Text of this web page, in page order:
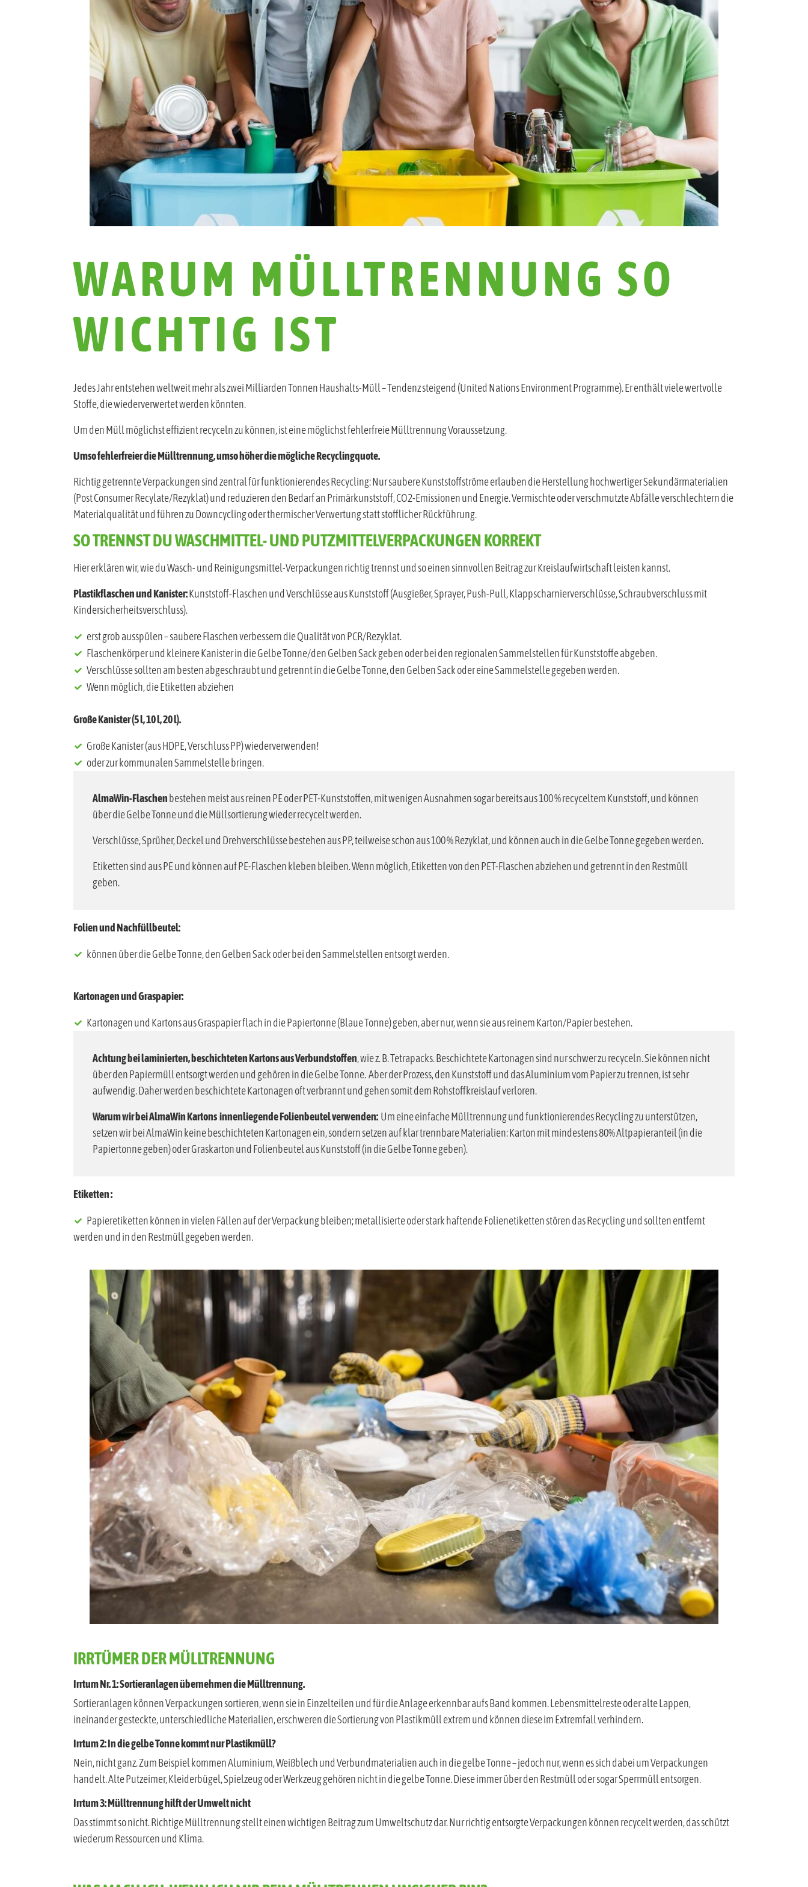
WARUM MÜLLTRENNUNG SO
WICHTIG IST
Jedes Jahr entstehen weltweit mehr als zwei Milliarden Tonnen Haushalts-Müll – Tendenz steigend (United Nations Environment Programme). Er enthält viele wertvolle
Stoffe, die wiederverwertet werden könnten.
Um den Müll möglichst effizient recyceln zu können, ist eine möglichst fehlerfreie Mülltrennung Voraussetzung.
Umso fehlerfreier die Mülltrennung, umso höher die mögliche Recyclingquote.
Richtig getrennte Verpackungen sind zentral für funktionierendes Recycling: Nur saubere Kunststoffströme erlauben die Herstellung hochwertiger Sekundärmaterialien
(Post Consumer Recylate/Rezyklat) und reduzieren den Bedarf an Primärkunststoff, CO2-Emissionen und Energie. Vermischte oder verschmutzte Abfälle verschlechtern die
Materialqualität und führen zu Downcycling oder thermischer Verwertung statt stofflicher Rückführung.
SO TRENNST DU WASCHMITTEL- UND PUTZMITTELVERPACKUNGEN KORREKT
Hier erklären wir, wie du Wasch- und Reinigungsmittel-Verpackungen richtig trennst und so einen sinnvollen Beitrag zur Kreislaufwirtschaft leisten kannst.
Plastikflaschen und Kanister:
Kunststoff-Flaschen und Verschlüsse aus Kunststoff (Ausgießer, Sprayer, Push-Pull, Klappscharnierverschlüsse, Schraubverschluss mit
Kindersicherheitsverschluss).
erst grob ausspülen – saubere Flaschen verbessern die Qualität von PCR/Rezyklat.
Flaschenkörper und kleinere Kanister in die Gelbe Tonne/den Gelben Sack geben oder bei den regionalen Sammelstellen für Kunststoffe abgeben.
Verschlüsse sollten am besten abgeschraubt und getrennt in die Gelbe Tonne, den Gelben Sack oder eine Sammelstelle gegeben werden.
Wenn möglich, die Etiketten abziehen
Große Kanister (5 l, 10 l, 20 l).
Große Kanister (aus HDPE, Verschluss PP) wiederverwenden!
oder zur kommunalen Sammelstelle bringen.
AlmaWin-Flaschen
bestehen meist aus reinen PE oder PET-Kunststoffen, mit wenigen Ausnahmen sogar bereits aus 100 % recyceltem Kunststoff, und können
über die Gelbe Tonne und die Müllsortierung wieder recycelt werden.
Verschlüsse, Sprüher, Deckel und Drehverschlüsse bestehen aus PP, teilweise schon aus 100 % Rezyklat, und können auch in die Gelbe Tonne gegeben werden.
Etiketten sind aus PE und können auf PE-Flaschen kleben bleiben. Wenn möglich, Etiketten von den PET-Flaschen abziehen und getrennt in den Restmüll
geben.
Folien und Nachfüllbeutel:
können über die Gelbe Tonne, den Gelben Sack oder bei den Sammelstellen entsorgt werden.
Kartonagen und Graspapier:
Kartonagen und Kartons aus Graspapier flach in die Papiertonne (Blaue Tonne) geben, aber nur, wenn sie aus reinem Karton/Papier bestehen.
Achtung bei laminierten, beschichteten Kartons aus Verbundstoffen
, wie z. B. Tetrapacks. Beschichtete Kartonagen sind nur schwer zu recyceln. Sie können nicht
über den Papiermüll entsorgt werden und gehören in die Gelbe Tonne. Aber der Prozess, den Kunststoff und das Aluminium vom Papier zu trennen, ist sehr
aufwendig. Daher werden beschichtete Kartonagen oft verbrannt und gehen somit dem Rohstoffkreislauf verloren.
Warum wir bei AlmaWin Kartons innenliegende Folienbeutel verwenden:
Um eine einfache Mülltrennung und funktionierendes Recycling zu unterstützen,
setzen wir bei AlmaWin keine beschichteten Kartonagen ein, sondern setzen auf klar trennbare Materialien: Karton mit mindestens 80% Altpapieranteil (in die
Papiertonne geben) oder Graskarton und Folienbeutel aus Kunststoff (in die Gelbe Tonne geben).
Etiketten :
Papieretiketten können in vielen Fällen auf der Verpackung bleiben; metallisierte oder stark haftende Folienetiketten stören das Recycling und sollten entfernt
werden und in den Restmüll gegeben werden.
IRRTÜMER DER MÜLLTRENNUNG
Irrtum Nr. 1: Sortieranlagen übernehmen die Mülltrennung.
Sortieranlagen können Verpackungen sortieren, wenn sie in Einzelteilen und für die Anlage erkennbar aufs Band kommen. Lebensmittelreste oder alte Lappen,
ineinander gesteckte, unterschiedliche Materialien, erschweren die Sortierung von Plastikmüll extrem und können diese im Extremfall verhindern.
Irrtum 2: In die gelbe Tonne kommt nur Plastikmüll?
Nein, nicht ganz. Zum Beispiel kommen Aluminium, Weißblech und Verbundmaterialien auch in die gelbe Tonne – jedoch nur, wenn es sich dabei um Verpackungen
handelt. Alte Putzeimer, Kleiderbügel, Spielzeug oder Werkzeug gehören nicht in die gelbe Tonne. Diese immer über den Restmüll oder sogar Sperrmüll entsorgen.
Irrtum 3: Mülltrennung hilft der Umwelt nicht
Das stimmt so nicht. Richtige Mülltrennung stellt einen wichtigen Beitrag zum Umweltschutz dar. Nur richtig entsorgte Verpackungen können recycelt werden, das schützt
wiederum Ressourcen und Klima.